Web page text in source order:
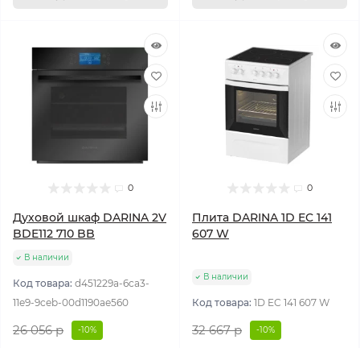
0
Духовой шкаф DARINA 2V
BDE112 710 BB
В наличии
Код товара: d451229a-6ca3-
11e9-9ceb-00d1190ae560
26 056 р -10%
0
Плита DARINA 1D EC 141
607 W
В наличии
Код товара: 1D EC 141 607 W
32 667 р -10%